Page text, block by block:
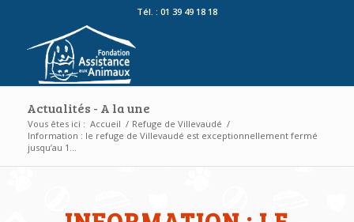
Tél. : 01 39 49 18 18
Actualités - A la une
Vous êtes ici : Accueil / Refuge de Villevaudé /
Information : le refuge de Villevaudé est exceptionnellement fermé
jusqu’au 1...